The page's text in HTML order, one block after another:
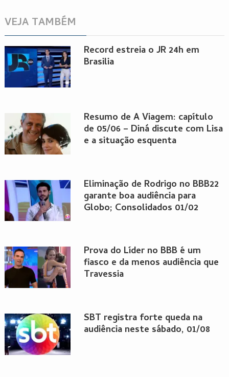
VEJA TAMBÉM
Record estreia o JR 24h em
Brasilia
Resumo de A Viagem: capítulo
de 05/06 – Diná discute com Lisa
e a situação esquenta
Eliminação de Rodrigo no BBB22
garante boa audiência para
Globo; Consolidados 01/02
Prova do Líder no BBB é um
fiasco e da menos audiência que
Travessia
SBT registra forte queda na
audiência neste sábado, 01/08